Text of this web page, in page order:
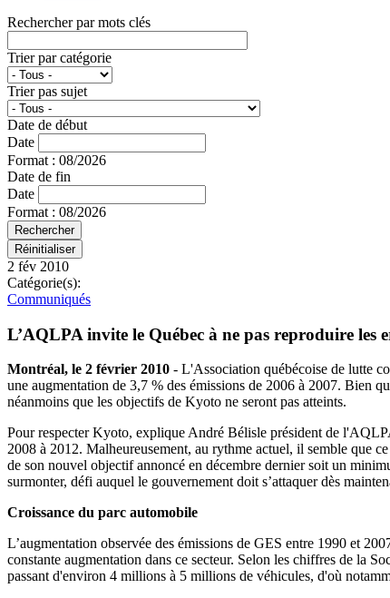
Rechercher par mots clés
Trier par catégorie
Trier pas sujet
Date de début
Date
Format : 08/2026
Date de fin
Date
Format : 08/2026
2 fév 2010
Catégorie(s):
Communiqués
L’AQLPA invite le Québec à ne pas reproduire les
Montréal, le 2 février 2010 - L'Association québécoise de lutte
une augmentation de 3,7 % des émissions de 2006 à 2007. Bien
néanmoins que les objectifs de Kyoto ne seront pas atteints.
Pour respecter Kyoto, explique André Bélisle président de
2008 à 2012. Malheureusement, au rythme actuel, il semble que
de son nouvel objectif annoncé en décembre dernier soit un
surmonter, défi auquel le gouvernement doit s’attaquer dès
Croissance du parc automobile
L’augmentation observée des émissions de GES entre 1990 et
constante augmentation dans ce secteur. Selon les chiffres de la
passant d'environ 4 millions à 5 millions de véhicules, d'où